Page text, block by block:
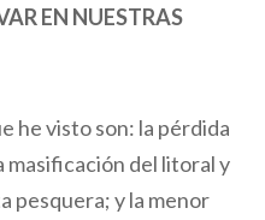
EN NUESTRAS
he visto son: la pérdida
masificación del litoral y
pesquera; y la menor